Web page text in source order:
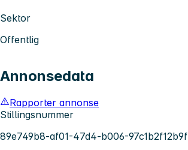
Sektor
Offentlig
Annonsedata
Rapporter annonse
Stillingsnummer
89e749b8-af01-47d4-b006-97c1b2f12b9f